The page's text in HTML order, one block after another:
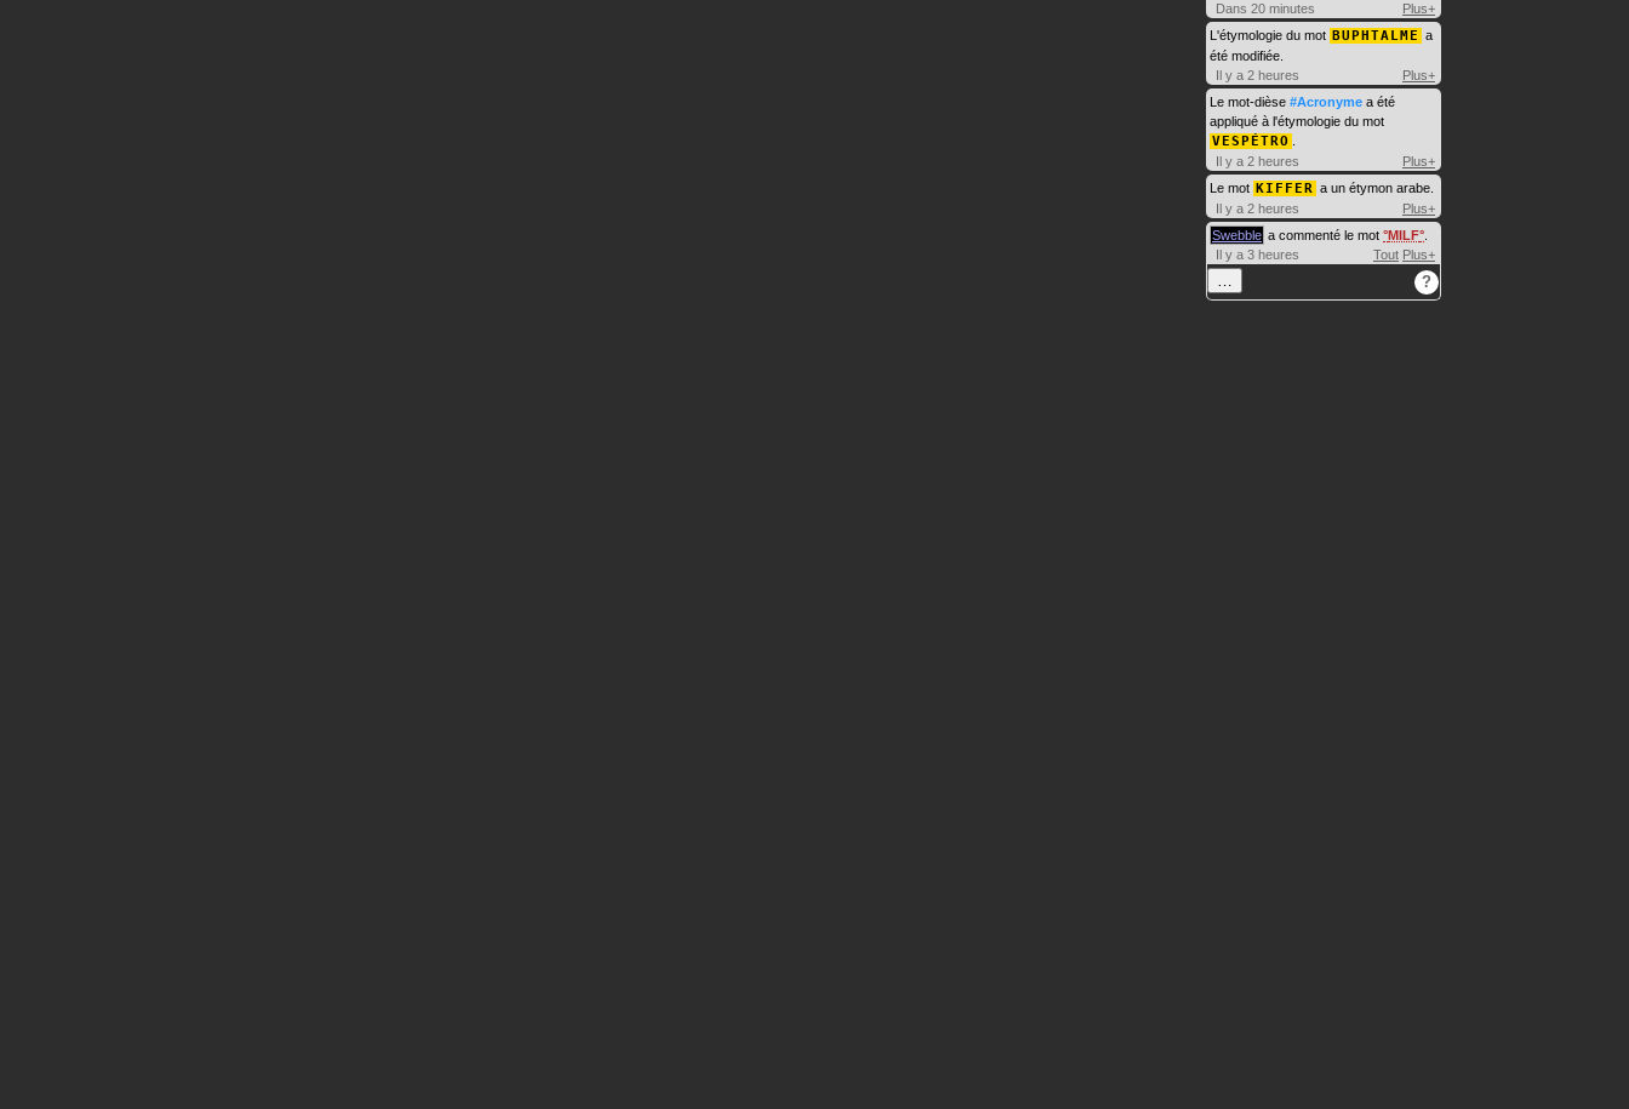
Dans 20 minutes
Plus+
L'étymologie du mot BUPHTALME a
été modifiée.
Il y a 2 heures
Plus+
Le mot-dièse #Acronyme a été
appliqué à l'étymologie du mot
VESPÉTRO
Il y a 2 heures
Plus+
Le mot KIFFER a un étymon arabe.
Il y a 2 heures
Plus+
Swebble a commenté le mot MILF
Il y a 3 heures
Tout Plus+
… ?